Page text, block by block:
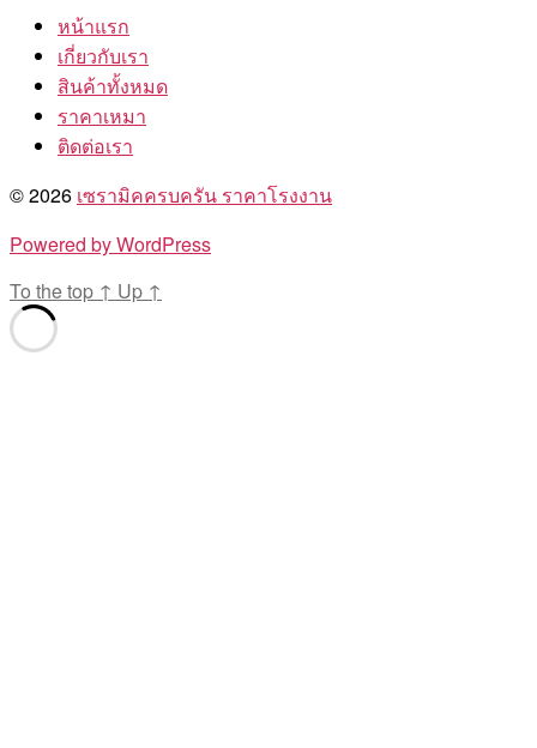
หน้าแรก
เกี่ยวกับเรา
สินค้าทั้งหมด
ราคาเหมา
ติดต่อเรา
© 2026 เซรามิคครบครัน ราคาโรงงาน
Powered by WordPress
To the top ↑ Up ↑